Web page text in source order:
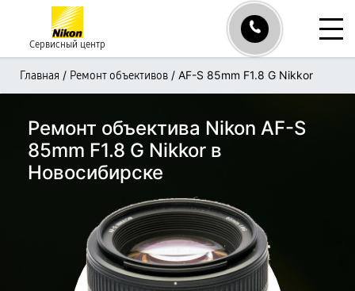
Сервисный центр
Главная / Ремонт объективов / AF-S 85mm F1.8 G Nikkor
Ремонт объектива Nikon AF-S
85mm F1.8 G Nikkor в
Новосибирске